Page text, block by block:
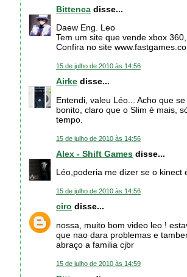
Bittenca disse...
Daew Eng. Leo
Tem um site que vende xbox
Confira no site
15 de julho de 2010 às 14:56
Airke disse...
Entendi, valeu Léo... Acho que
bonito, claro que o Slim é mais,
tempo.
15 de julho de 2010 às 14:56
Alex - Shift Games disse...
Léo,poderia me dizer se o kinect
15 de julho de 2010 às 14:56
ciro disse...
nossa, muito bom video leo !
que nao dara problemas e
abraço a familia cjbr
15 de julho de 2010 às 14:59